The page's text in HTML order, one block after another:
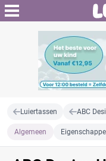
Luiertassen ABC
Algemeen